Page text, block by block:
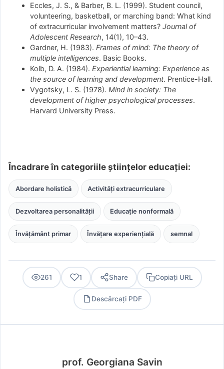
Eccles, J. S., & Barber, B. L. (1999). Student council,
volunteering, basketball, or marching band: What kind
of extracurricular involvement matters?Journal of
Adolescent Research, 14(1), 10–43.
Gardner, H. (1983).Frames of mind: The theory of
multiple intelligences. Basic Books.
Kolb, D. A. (1984).Experiential learning: Experience as
the source of learning and development. Prentice-Hall.
Vygotsky, L. S. (1978).Mind in society: The
development of higher psychological processes.
Harvard University Press.
Încadrare în categoriile științelor educației:
Abordare holistică Activități extracurriculare
Dezvoltarea personalității Educație nonformală
Învățământ primar Învățare experiențială semnal
261 1 Share Copiați URL
Descărcați PDF
prof. Georgiana Savin